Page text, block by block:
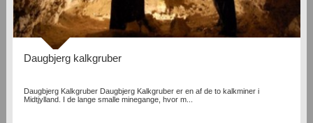
Daugbjerg kalkgruber
Daugbjerg Kalkgruber Daugbjerg Kalkgruber er en af de to kalkminer i
Midtjylland. I de lange smalle minegange, hvor m...